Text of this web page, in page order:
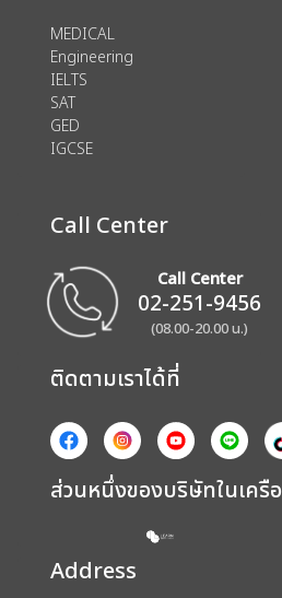
assignment ลงทะเบียน
MEDICAL
Engineering
IELTS
SAT
GED
IGCSE
Call Center
Call Center
02-251-9456
(08.00-20.00 น.)
ติดตามเราได้ที่
ส่วนหนึ่งของบริษัทในเครือ
Address